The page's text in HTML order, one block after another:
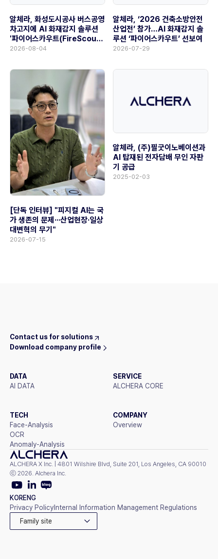
알체라, 화성도시공사 버스공영
차고지에 AI 화재감지 솔루션
'파이어스카우트(FireScout)'
공급
2026-08-04
알체라, ‘2026 건축소방안전
산업전’ 참가…AI 화재감지 솔
루션 ‘파이어스카우트’ 선보여
2026-07-29
[단독 인터뷰] "피지컬 AI는 국
가 생존의 문제···산업현장·일상
대변혁의 무기"
2026-07-15
알체라, (주)필굿이노베이션과
AI 탑재된 전자담배 무인 자판
기 공급
2025-02-03
Contact us for solutions
Download company profile
DATA
AI DATA
SERVICE
ALCHERA CORE
TECH
Face-Analysis
OCR
Anomaly-Analysis
COMPANY
Overview
ALCHERA X Inc. | 4801 Wilshire Blvd, Suite 201, Los Angeles, CA 90010
ⓒ 2026. Alchera Inc.
KORENG
Privacy Policy Internal Information Management Regulations
Family site